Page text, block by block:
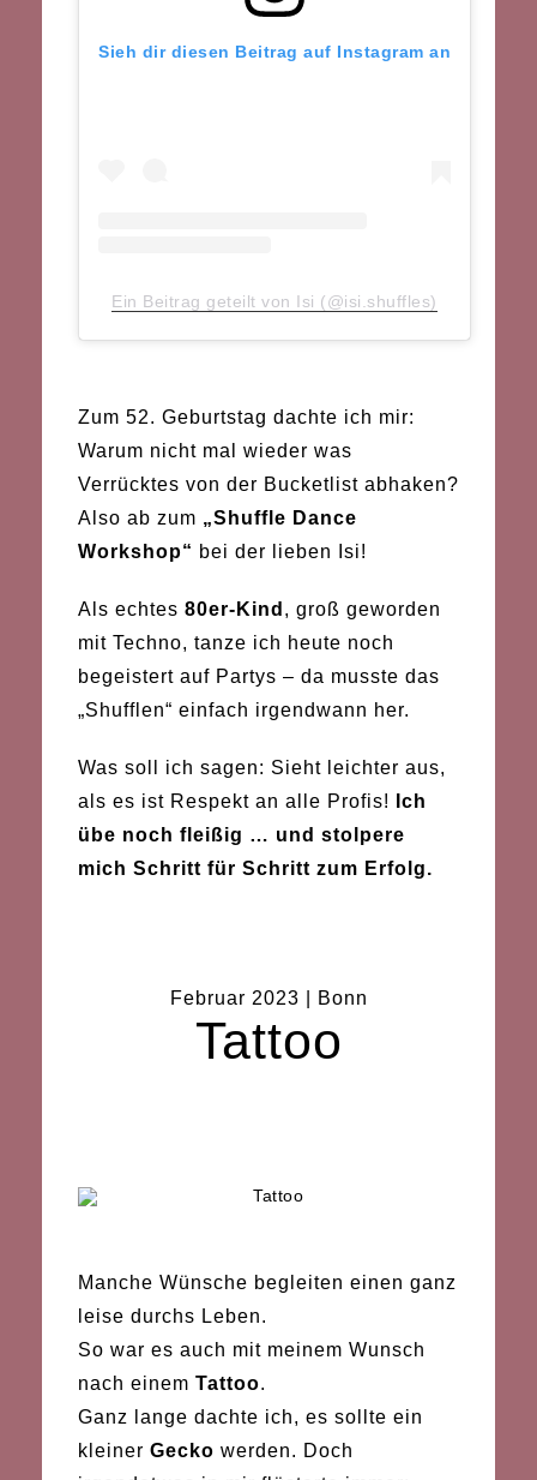
Sieh dir diesen Beitrag auf Instagram an
Ein Beitrag geteilt von Isi (@isi.shuffles)
Zum 52. Geburtstag dachte ich mir:
Warum nicht mal wieder was
Verrücktes von der Bucketlist abhaken?
Also ab zum „Shuffle Dance
Workshop“ bei der lieben Isi!
Als echtes 80er-Kind , groß geworden
mit Techno, tanze ich heute noch
begeistert auf Partys – da musste das
„Shufflen“ einfach irgendwann her.
Was soll ich sagen: Sieht leichter aus,
als es ist Respekt an alle Profis!
Ich
übe noch fleißig … und stolpere
mich Schritt für Schritt zum Erfolg.
Februar 2023 | Bonn
Tattoo
Manche Wünsche begleiten einen ganz
leise durchs Leben.
So war es auch mit meinem Wunsch
nach einem Tattoo.
Ganz lange dachte ich, es sollte ein
kleiner Gecko werden. Doch